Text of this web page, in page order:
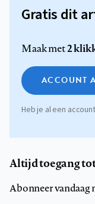
Gratis dit
Maak met2
ACCOUNT
Heb je al een
Altijd toegang
Abonneer vandaag